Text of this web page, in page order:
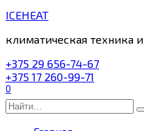
ICEHEAT
климатическая техника
+375 29 656-74-67
+375 17 260-99-71
0
Search
for: